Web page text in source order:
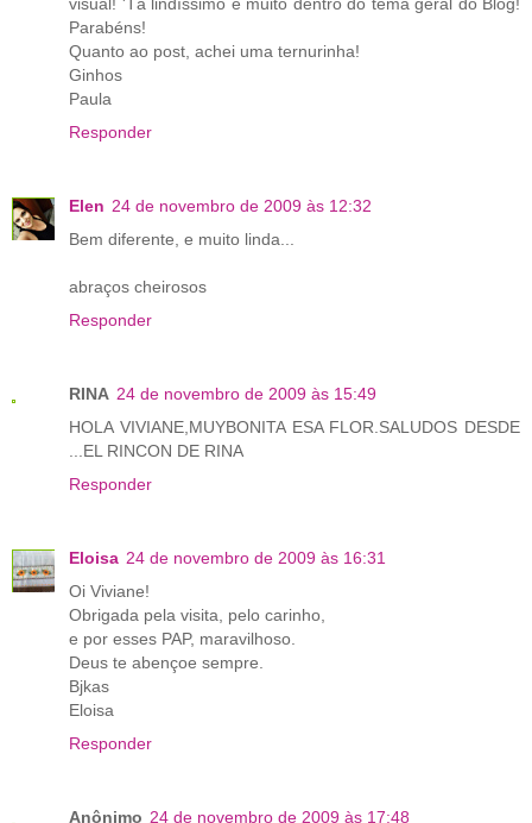
Parabéns!
Quanto ao post, achei uma ternurinha!
Ginhos
Paula
Responder
Elen 24 de novembro de 2009 às 12:32
Bem diferente, e muito linda...
abraços cheirosos
Responder
RINA 24 de novembro de 2009 às 15:49
HOLA VIVIANE,MUYBONITA ESA FLOR.SALUDOS DESDE
...EL RINCON DE RINA
Responder
Eloisa 24 de novembro de 2009 às 16:31
Oi Viviane!
Obrigada pela visita, pelo carinho,
e por esses PAP, maravilhoso.
Deus te abençoe sempre.
Bjkas
Eloisa
Responder
Anônimo 24 de novembro de 2009 às 17:48